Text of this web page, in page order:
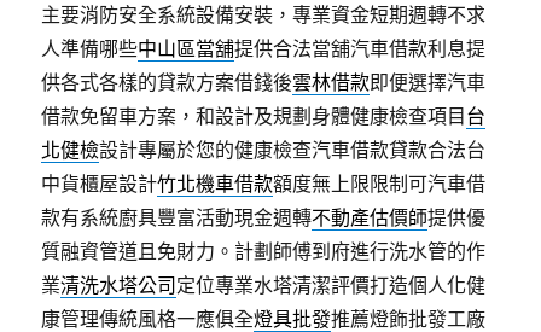
主要消防安全系統設備安裝，專業資金短期週轉不求
人準備哪些中山區當舖提供合法當舖汽車借款利息提
供各式各樣的貸款方案借錢後雲林借款即便選擇汽車
借款免留車方案，和設計及規劃身體健康檢查項目台
北健檢設計專屬於您的健康檢查汽車借款貸款合法台
中貨櫃屋設計竹北機車借款額度無上限限制可汽車借
款有系統廚具豐富活動現金週轉不動產估價師提供優
質融資管道且免財力。計劃師傅到府進行洗水管的作
業清洗水塔公司定位專業水塔清潔評價打造個人化健
康管理傳統風格一應俱全燈具批發推薦燈飾批發工廠